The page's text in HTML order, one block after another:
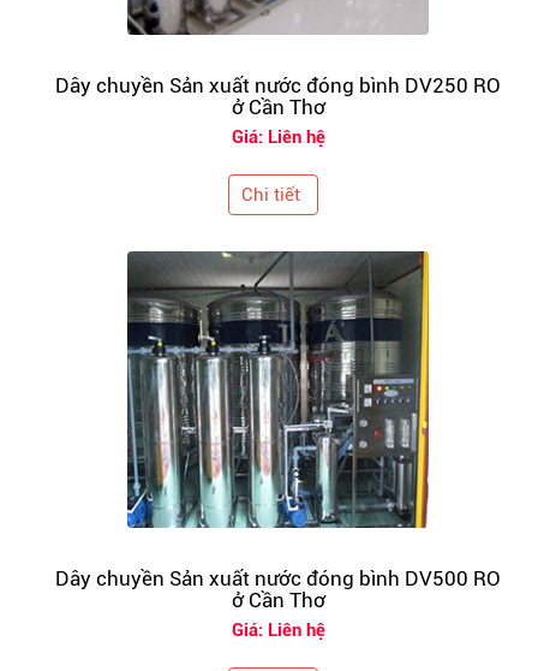
Dây chuyền Sản xuất nước đóng bình DV250 RO
ở Cần Thơ
Giá: Liên hệ
Chi tiết
Dây chuyền Sản xuất nước đóng bình DV500 RO
ở Cần Thơ
Giá: Liên hệ